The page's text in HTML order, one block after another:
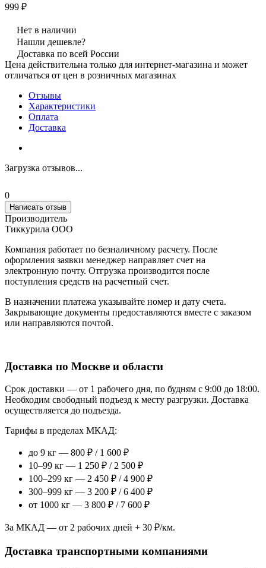
999 ₽
Нет в наличии
Нашли дешевле?
Доставка по всей России
Цена действительна только для интернет-магазина и может
отличаться от цен в розничных магазинах
Отзывы
Характеристики
Оплата
Доставка
Загрузка отзывов...
0
Написать отзыв
Производитель
Тиккурила ООО
Компания работает по безналичному расчету. После
оформления заявки менеджер направляет счет на
электронную почту. Отгрузка производится после
поступления средств на расчетный счет.
В назначении платежа указывайте номер и дату счета.
Закрывающие документы предоставляются вместе с заказом
или направляются почтой.
Доставка по Москве и области
Срок доставки — от 1 рабочего дня, по будням с 9:00 до 18:00.
Необходим свободный подъезд к месту разгрузки. Доставка
осуществляется до подъезда.
Тарифы в пределах МКАД:
до 9 кг — 800 ₽ / 1 600 ₽
10–99 кг — 1 250 ₽ / 2 500 ₽
100–299 кг — 2 450 ₽ / 4 900 ₽
300–999 кг — 3 200 ₽ / 6 400 ₽
от 1000 кг — 3 800 ₽ / 7 600 ₽
За МКАД — от 2 рабочих дней + 30 ₽/км.
Доставка транспортными компаниями